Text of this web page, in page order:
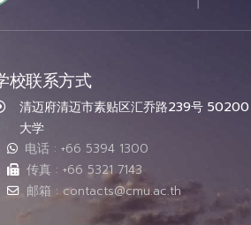
校联系方式
清迈府清迈市素贴区汇乔路239号
大学
电话 : +66 5394 1300
传真 : +66 5321 7143
邮箱 : contacts@cmu.ac.th